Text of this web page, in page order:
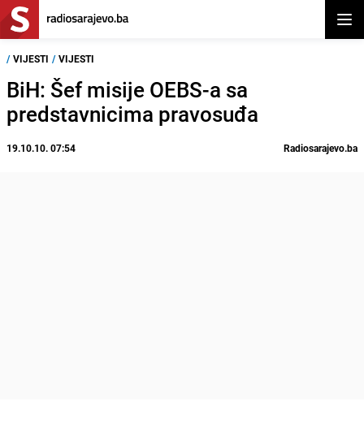
/ VIJESTI / VIJESTI
BiH: Šef misije OEBS-a sa
predstavnicima pravosuđa
19.10.10. 07:54 Radiosarajevo.ba